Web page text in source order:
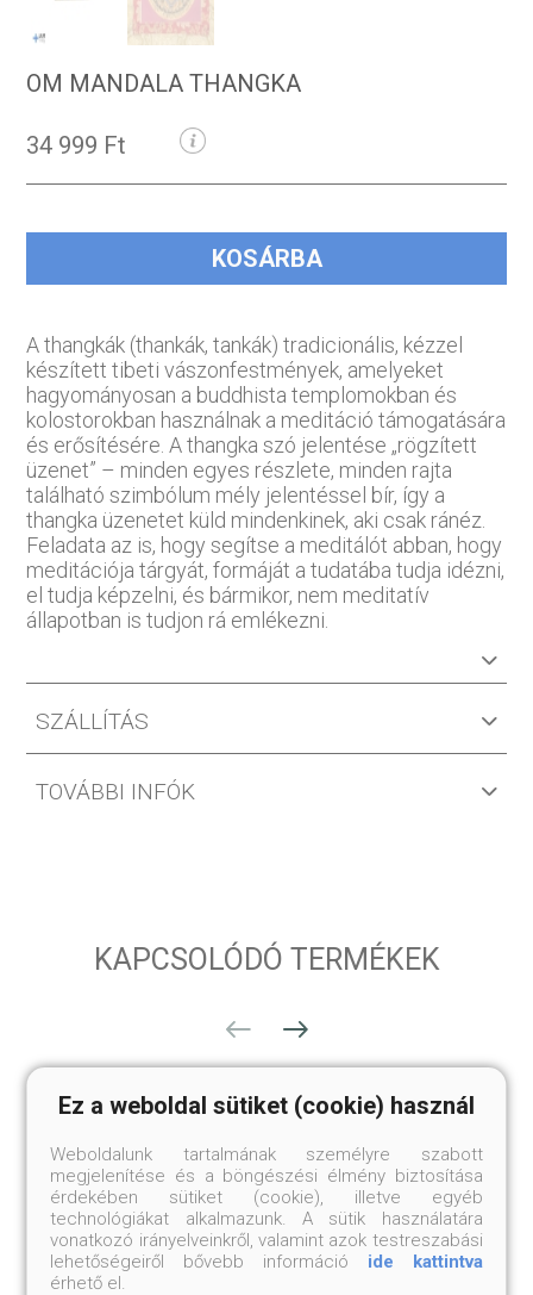
OM MANDALA THANGKA
34 999 Ft
KOSÁRBA
A thangkák (thankák, tankák) tradicionális, kézzel
készített tibeti vászonfestmények, amelyeket
hagyományosan a buddhista templomokban és
kolostorokban használnak a meditáció támogatására
és erősítésére. A thangka szó jelentése „rögzített
üzenet” – minden egyes részlete, minden rajta
található szimbólum mély jelentéssel bír, így a
thangka üzenetet küld mindenkinek, aki csak ránéz.
Feladata az is, hogy segítse a meditálót abban, hogy
meditációja tárgyát, formáját a tudatába tudja idézni,
el tudja képzelni, és bármikor, nem meditatív
állapotban is tudjon rá emlékezni.
SZÁLLÍTÁS
TOVÁBBI INFÓK
KAPCSOLÓDÓ TERMÉKEK
Ez a weboldal sütiket (cookie) használ
Weboldalunk tartalmának személyre szabott
megjelenítése és a böngészési élmény biztosítása
érdekében sütiket (cookie), illetve egyéb
technológiákat alkalmazunk. A sütik használatára
vonatkozó irányelveinkről, valamint azok testreszabási
lehetőségeiről bővebb információ ide kattintva
érhető el.